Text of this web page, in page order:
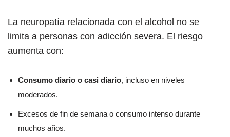
La neuropatía relacionada con el alcohol no se
limita a personas con adicción severa. El riesgo
aumenta con:
Consumo diario o casi diario, incluso en niveles
moderados.
Excesos de fin de semana o consumo intenso durante
muchos años.